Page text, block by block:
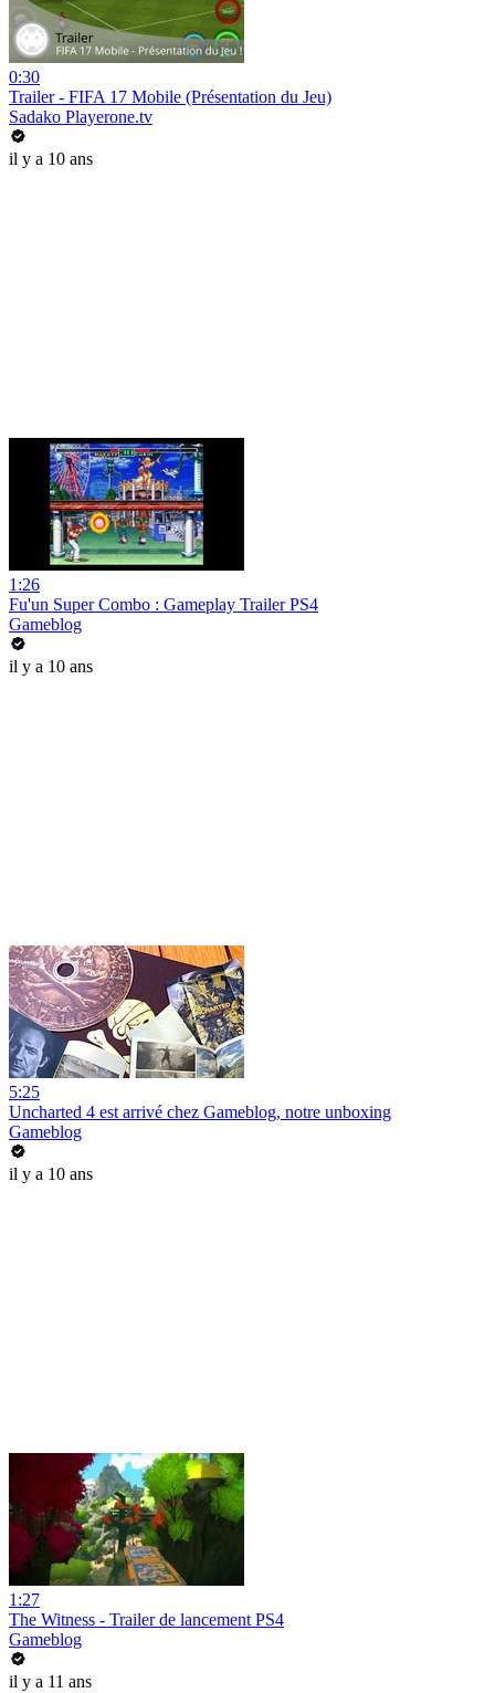
0:30
Trailer - FIFA 17 Mobile (Présentation du Jeu)
Sadako Playerone.tv
il y a 10 ans
1:26
Fu'un Super Combo : Gameplay Trailer PS4
Gameblog
il y a 10 ans
5:25
Uncharted 4 est arrivé chez Gameblog, notre unboxing
Gameblog
il y a 10 ans
1:27
The Witness - Trailer de lancement PS4
Gameblog
il y a 11 ans